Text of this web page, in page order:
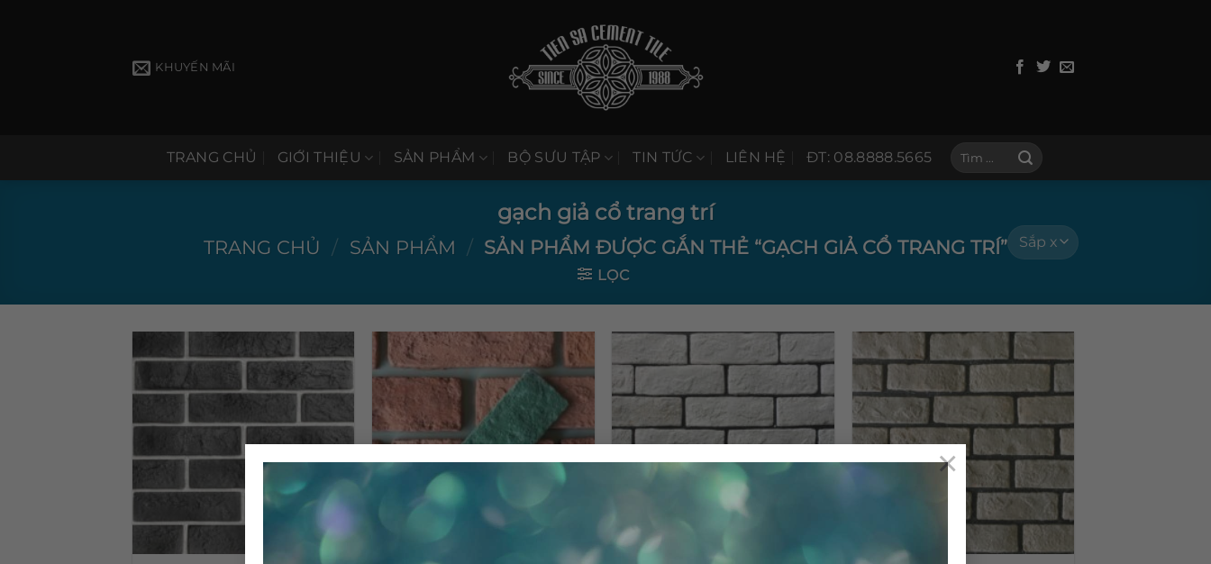
×
KHUYẾN MÃI
TRANG CHỦ GIỚI THIỆU SẢN PHẨM BỘ SƯU TẬP TIN TỨC LIÊN HỆ ĐT: 08.8888.5665
Tìm
gạch giả cổ trang trí
TRANG CHỦ / SẢN PHẨM / SẢN PHẨM ĐƯỢC GẮN THẺ “GẠCH GIẢ CỔ TRANG TRÍ”
LỌC